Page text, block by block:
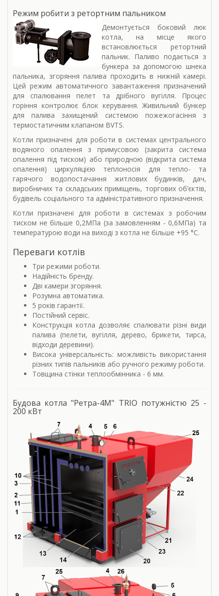
Режим робити з ретортним пальником
Демонтується боковий люк
котла, на місце якого
встановлюється ретортний
пальник. Паливо подається з
бункера за допомогою шнека
пальника, згоряння палива проходить в нижній камері.
Цей режим автоматичного завантаження призначений
для спалювання пелет та дрібного вугілля. Процес
горіння контролює блок керування. Живильний бункер
для палива захищений системою пожежогасіння з
термостатичним клапаном BVTS.
Котли призначені для роботи в системах центрального
водяного опалення з примусовою (закрита система
опалення під тиском) або природною (відкрита система
опалення) циркуляцією теплоносія для тепло- та
гарячого водопостачання житлових будинків, дач,
виробничих та складських приміщень, торгових об’єктів,
будівель соціального та адміністративного призначення.
Котли призначені для роботи в системах з робочим
тиском не більше 0,2МПа (за замовленням - 0,6МПа) та
температурою води на виході з котла не більше +95 °С.
Переваги котлів
Три режими роботи.
Надійність бренду.
Дві камери згоряння.
Розумна автоматика.
5 років гарантії.
Постійний сервіс.
Конструкція котла дозволяє спалювати різні види
палива (пелети, вугілля, дерево, брикети, тирса,
відходи деревини).
Висока універсальність: можливість використання
різних типів пальників або ручного режиму роботи.
Товщина стінки теплообмінника - 6 мм.
Будова котла "Ретра-4М" TRIO потужністю 25 -
200 кВт